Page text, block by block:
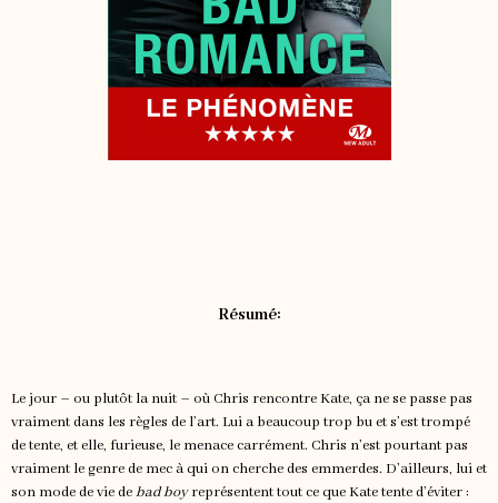
Résumé:
Le jour – ou plutôt la nuit – où Chris rencontre Kate, ça ne se passe pas
vraiment dans les règles de l’art. Lui a beaucoup trop bu et s’est trompé
de tente, et elle, furieuse, le menace carrément. Chris n’est pourtant pas
vraiment le genre de mec à qui on cherche des emmerdes. D’ailleurs, lui et
son mode de vie debad boyreprésentent tout ce que Kate tente d’éviter :